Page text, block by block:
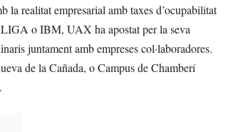
realitat empresarial amb taxes d’ocupabilitat
o IBM, UAX ha apostat per la seva
juntament amb empreses col·laboradores.
de la Cañada, o Campus de Chamberí